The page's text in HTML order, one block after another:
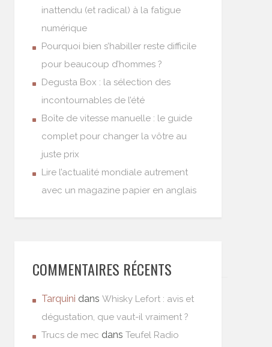
inattendu (et radical) à la fatigue
numérique
Pourquoi bien s’habiller reste difficile
pour beaucoup d’hommes ?
Degusta Box : la sélection des
incontournables de l’été
Boîte de vitesse manuelle : le guide
complet pour changer la vôtre au
juste prix
Lire l’actualité mondiale autrement
avec un magazine papier en anglais
COMMENTAIRES RÉCENTS
Tarquini dans Whisky Lefort : avis et
dégustation, que vaut-il vraiment ?
Trucs de mec dans Teufel Radio